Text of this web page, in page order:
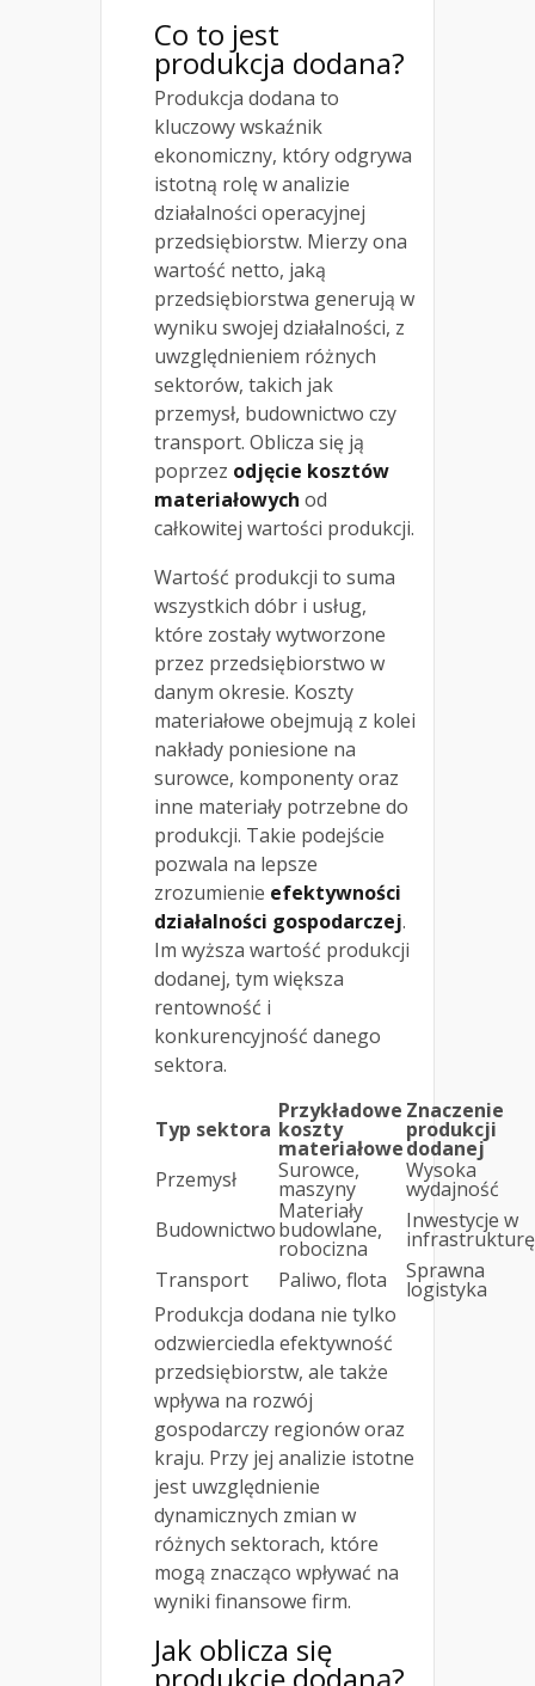
Co to jest
produkcja dodana?
Produkcja dodana to
kluczowy wskaźnik
ekonomiczny, który odgrywa
istotną rolę w analizie
działalności operacyjnej
przedsiębiorstw. Mierzy ona
wartość netto, jaką
przedsiębiorstwa generują w
wyniku swojej działalności, z
uwzględnieniem różnych
sektorów, takich jak
przemysł, budownictwo czy
transport. Oblicza się ją
poprzez odjęcie kosztów
materiałowych od
całkowitej wartości produkcji.
Wartość produkcji to suma
wszystkich dóbr i usług,
które zostały wytworzone
przez przedsiębiorstwo w
danym okresie. Koszty
materiałowe obejmują z kolei
nakłady poniesione na
surowce, komponenty oraz
inne materiały potrzebne do
produkcji. Takie podejście
pozwala na lepsze
zrozumienie efektywności
działalności gospodarczej.
Im wyższa wartość produkcji
dodanej, tym większa
rentowność i
konkurencyjność danego
sektora.
Typ sektora
Przykładowe
koszty
materiałowe
Znaczenie
produkcji
dodanej
Przemysł
Surowce,
maszyny
Wysoka
wydajność
Budownictwo
Materiały
budowlane,
robocizna
Inwestycje w
infrastrukturę
Transport
Paliwo, flota Sprawna
logistyka
Produkcja dodana nie tylko
odzwierciedla efektywność
przedsiębiorstw, ale także
wpływa na rozwój
gospodarczy regionów oraz
kraju. Przy jej analizie istotne
jest uwzględnienie
dynamicznych zmian w
różnych sektorach, które
mogą znacząco wpływać na
wyniki finansowe firm.
Jak oblicza się
produkcję dodaną?